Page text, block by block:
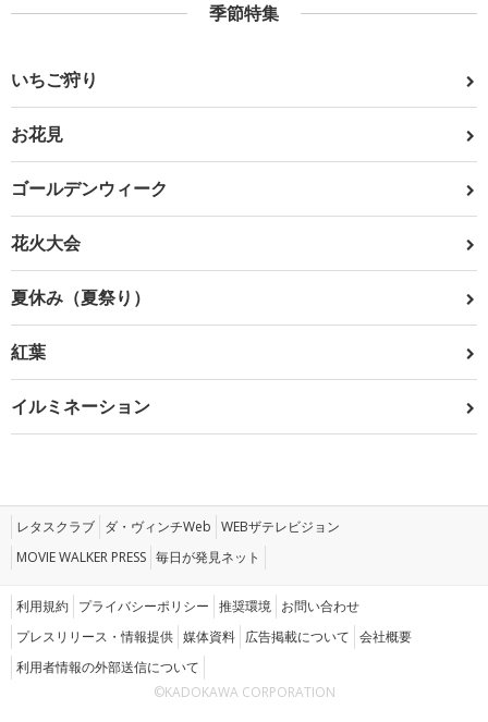
季節特集
いちご狩り
お花見
ゴールデンウィーク
花火大会
夏休み（夏祭り）
紅葉
イルミネーション
レタスクラブ ダ・ヴィンチWeb WEBザテレビジョン
MOVIE WALKER PRESS 毎日が発見ネット
利用規約 プライバシーポリシー 推奨環境 お問い合わせ
プレスリリース・情報提供 媒体資料 広告掲載について 会社概要
利用者情報の外部送信について
©KADOKAWA CORPORATION